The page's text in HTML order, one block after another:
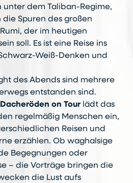
unter dem Taliban-Regime,
Spuren des großen
der im heutigen
soll. Es ist eine Reise ins
Weiß-Denken und
des Abends sind mehrere
entstanden sind.
Dacheröden on Tour lädt das
regelmäßig Menschen ein,
Reisen und
erzählen. Ob waghalsige
Begegnungen oder
– die Vorträge bringen die
die Lust aufs